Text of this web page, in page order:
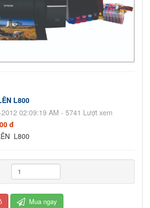
L800
02:09:19 AM - 5741 Lượt xem
đ
L800
Mua ngay